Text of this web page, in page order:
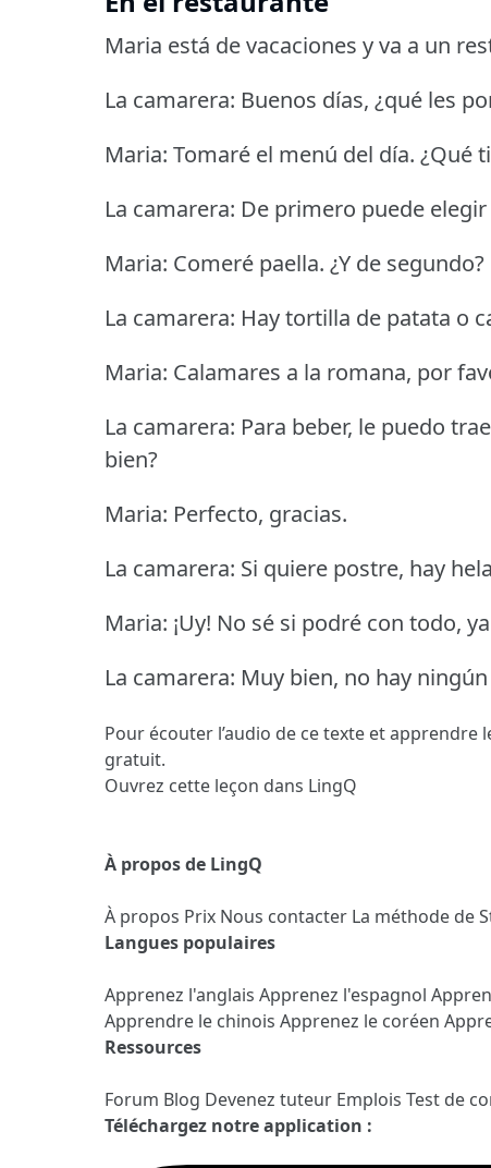
Maria está de vacaciones y va a un
La camarera: Buenos días, ¿qué les
Maria: Tomaré el menú del día. ¿Qué
La camarera: De primero puede
Maria: Comeré paella. ¿Y de segundo?
La camarera: Hay tortilla de patata o
Maria: Calamares a la romana, por
La camarera: Para beber, le puedo
bien?
Maria: Perfecto, gracias.
La camarera: Si quiere postre, hay
Maria: ¡Uy! No sé si podré con todo,
La camarera: Muy bien, no hay
Pour écouter l’audio de ce texte et apprendre
gratuit.
Ouvrez cette leçon dans LingQ
À propos de LingQ
À propos Prix Nous contacter La méthode de
Langues populaires
Apprenez l'anglais Apprenez l'espagnol
Apprendre le chinois Apprenez le coréen
Ressources
Forum Blog Devenez tuteur Emplois Test de
Téléchargez notre application :